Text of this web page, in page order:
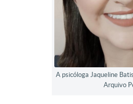
A psicóloga Jaqueline
Arquivo